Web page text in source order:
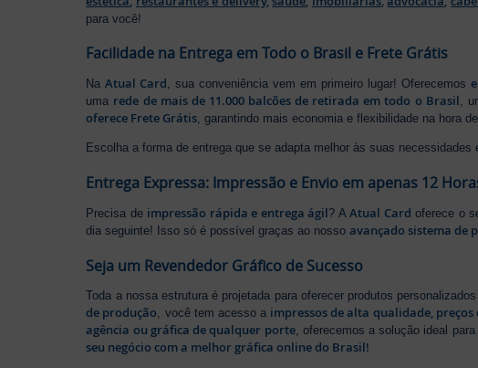
para você!
Facilidade na Entrega em Todo o Brasil e Frete Grátis
NaAtual Card, sua conveniência vem em primeiro lugar! Oferecemos
uma rede de mais de 11.000 balcões de retirada em todo o Brasil,
oferece Frete Grátis, garantindo mais economia e flexibilidade na hora
Escolha a forma de entrega que se adapta melhor às suas
Entrega Expressa: Impressão e Envio em apenas 12
Precisa de impressão rápida e entrega ágil? AAtual Card oferece o
dia seguinte! Isso só é possível graças ao nossoavançado sistema de
Seja um Revendedor Gráfico de Sucesso
Toda a nossa estrutura é projetada para oferecer produtos
de produção, você tem acesso a impressos de alta qualidade,
agência ou gráfica de qualquer porte, oferecemos a solução ideal
seu negócio com a melhor gráfica online do Brasil!